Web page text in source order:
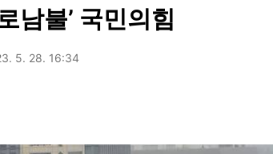
남불’ 국민의힘
5. 28. 16:34